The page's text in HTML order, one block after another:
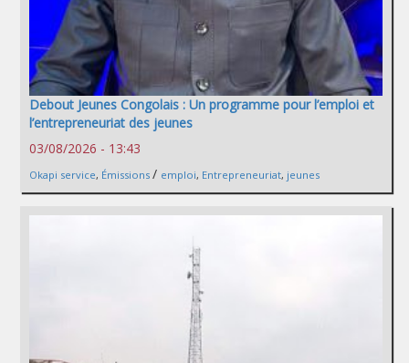
Debout Jeunes Congolais : Un programme pour l’emploi et
l’entrepreneuriat des jeunes
03/08/2026 - 13:43
Okapi service, Émissions / emploi, Entrepreneuriat, jeunes